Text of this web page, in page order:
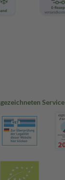
Service